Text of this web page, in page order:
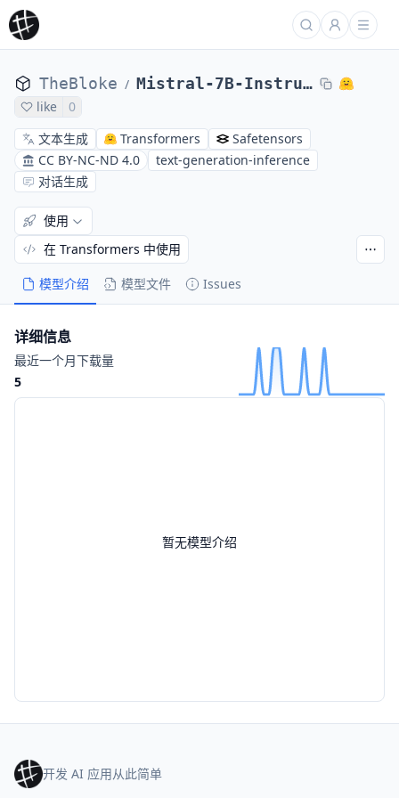
TheBloke / Mistral-7B-Instruct-v0.2-code-ft-AWQ
like
0
文本生成
Transformers
Safetensors
CC BY-NC-ND 4.0
text-generation-inference
对话生成
模型介绍 模型文件 Issues
使用
在 Transformers 中使用
暂无模型介绍
详细信息
最近一个月下载量
5
开发 AI 应用从此简单